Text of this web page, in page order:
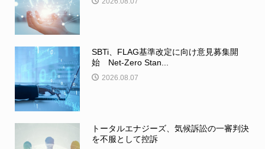
SBTi、FLAG基準改定に向け意見募集開
始 Net-Zero Stan...
2026.08.07
トータルエナジーズ、気候訴訟の一審判決
を不服として控訴